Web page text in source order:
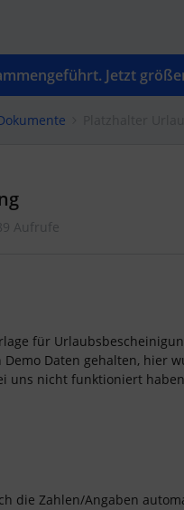
Jetzt
Aufrufe
für
Daten gehalten, hier
uns nicht funktioniert
die Zahlen/Angaben